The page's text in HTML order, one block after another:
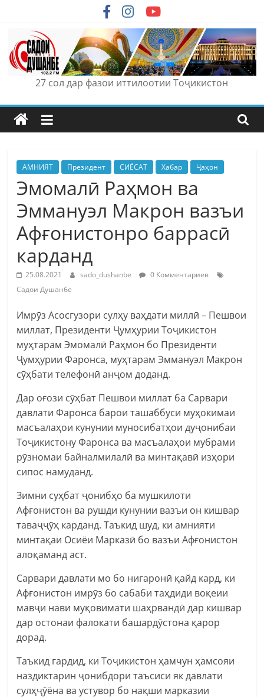
content
27 сол дар фазои иттилоотии Тоҷикистон
АМНИЯТ Президент СИЁСАТ Хабар Ҷаҳон
Эмомалӣ Раҳмон ва
Эммануэл Макрон вазъи
Афғонистонро баррасӣ
карданд
25.08.2021 sado_dushanbe
0 Комментариев
Садои Душанбе
Имрӯз Асосгузори сулҳу ваҳдати миллӣ – Пешвои
миллат, Президенти Ҷумҳурии Тоҷикистон
муҳтарам Эмомалӣ Раҳмон бо Президенти
Ҷумҳурии Фаронса, муҳтарам Эммануэл Макрон
сӯҳбати телефонӣ анҷом доданд.
Дар оғози сӯҳбат Пешвои миллат ба Сарвари
давлати Фаронса барои ташаббуси муҳокимаи
масъалаҳои кунунии муносибатҳои дуҷонибаи
Тоҷикистону Фаронса ва масъалаҳои мубрами
рӯзномаи байналмилалӣ ва минтақавӣ изҳори
сипос намуданд.
Зимни суҳбат ҷонибҳо ба мушкилоти
Афғонистон ва рушди кунунии вазъи он кишвар
таваҷҷӯҳ карданд. Таъкид шуд, ки амнияти
минтақаи Осиёи Марказӣ бо вазъи Афғонистон
алоқаманд аст.
Сарвари давлати мо бо нигаронӣ қайд кард, ки
Афғонистон имрӯз бо сабаби таҳдиди воқеии
мавҷи нави муқовимати шаҳрвандӣ дар кишвар
дар остонаи фалокати башардӯстона қарор
дорад.
Таъкид гардид, ки Тоҷикистон ҳамчун ҳамсояи
наздиктарин ҷонибдори таъсиси як давлати
сулҳҷӯёна ва устувор бо нақши марказии